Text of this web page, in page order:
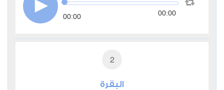
00:00 00:00
2
البقرة